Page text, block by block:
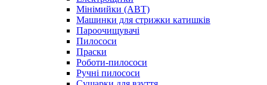
Мінімийки (АВТ)
Машинки для стрижки катишків
Пароочищувачі
Пилососи
Праски
Роботи-пилососи
Ручні пилососи